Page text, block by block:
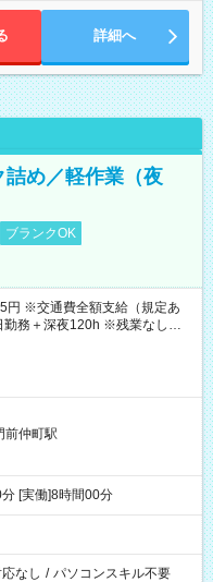
詳細へ
め／軽作業（夜
ブランクOK
円 ※交通費全額支給（規定あ
務＋深夜120h ※残業なしの場
前仲町駅
[実働]8時間00分
なし / パソコンスキル不要